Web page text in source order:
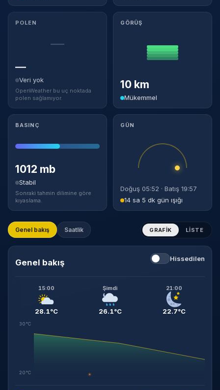
POLEN
—
—
Veri yok
OpenWeather bu uç noktada
polen sağlamıyor.
GÖRÜŞ
10 km
Mükemmel
BASINÇ
1012 mb
Stabil
Sonraki tahmin dilimine göre
kıyaslama.
GÜN
Doğuş 05:52 · Batış 19:57
14 sa 5 dk gün ışığı
Genel bakış Saatlik GRAFIK LISTE
Genel bakış Hissedilen
15:00
28.1°C
Şimdi
26.1°C
21:00
22.7°C
30°C
20°C ☀